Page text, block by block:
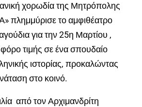
χορωδία της Μητρόπολης
πλημμύρισε το αμφιθέατρο
για την 25η Μαρτίου ,
φόρο τιμής σε ένα σπουδαίο
ιστορίας, προκαλώντας
στο κοινό.
από τον Αρχιμανδρίτη